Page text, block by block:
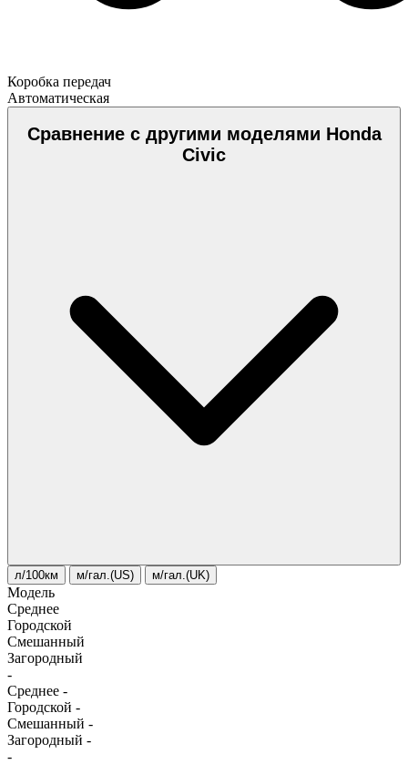
Коробка передач
Автоматическая
Сравнение с другими моделями Honda
Civic
л/100км м/гал.(US) м/гал.(UK)
Модель
Среднее
Городской
Смешанный
Загородный
-
Среднее -
Городской -
Смешанный -
Загородный -
-